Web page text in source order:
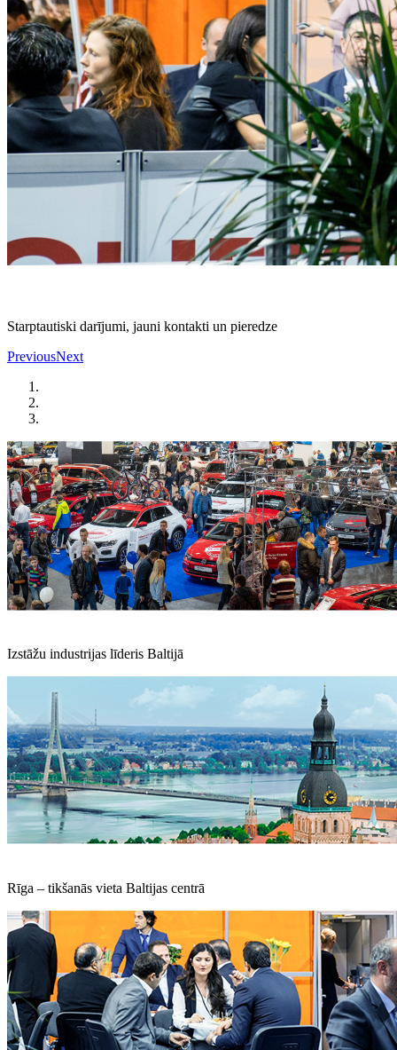
Starptautiski darījumi, jauni kontakti un pieredze
PreviousNext
Izstāžu industrijas līderis Baltijā
Rīga – tikšanās vieta Baltijas centrā